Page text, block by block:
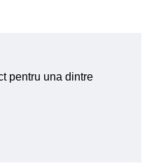
pentru una dintre